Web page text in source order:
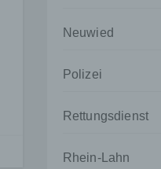
Neuwied
Polizei
Rettungsdienst
Rhein-Lahn